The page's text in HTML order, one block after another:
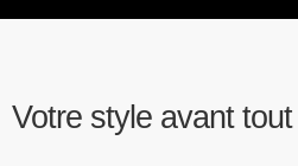
Votre style avant tout